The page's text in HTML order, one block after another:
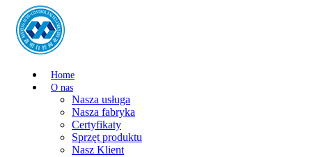
Home
O nas
Nasza usługa
Nasza fabryka
Certyfikaty
Sprzęt produktu
Nasz Klient